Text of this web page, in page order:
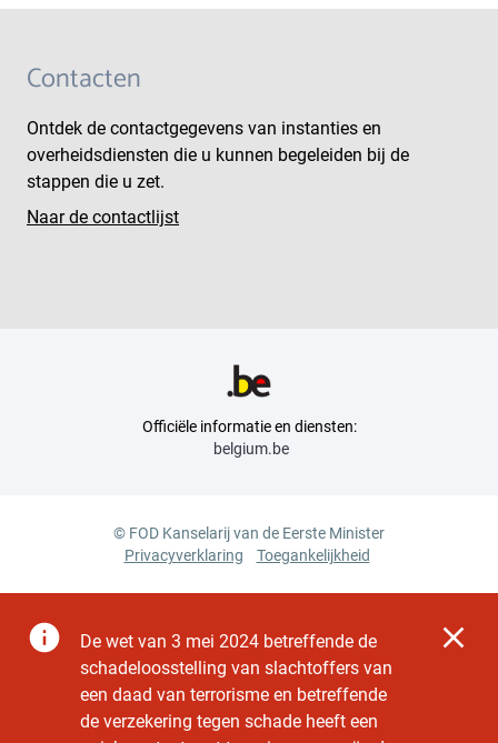
Contacten
Ontdek de contactgegevens van instanties en
overheidsdiensten die u kunnen begeleiden bij de
stappen die u zet.
Naar de contactlijst
Officiële informatie en diensten:
belgium.be
© FOD Kanselarij van de Eerste Minister
Privacyverklaring
Toegankelijkheid
De wet van 3 mei 2024 betreffende de
schadeloosstelling van slachtoffers van
een daad van terrorisme en betreffende
de verzekering tegen schade heeft een